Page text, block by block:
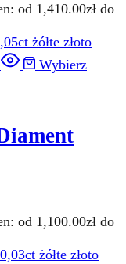
od 1,410.00zł do
Wybierz
od 1,100.00zł do